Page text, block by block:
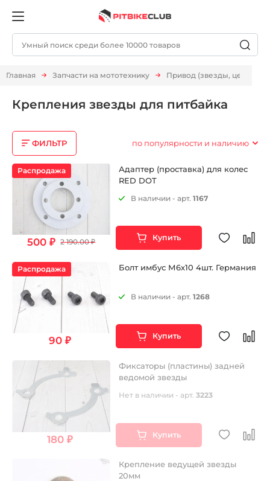
Главная Запчасти на мототехнику Привод (звезды, цепи)
Крепления звезды для питбайка
ФИЛЬТР по популярности и наличию
Распродажа
500 ₽ 2 190.00 ₽
Адаптер (проставка) для колес
RED DOT
В наличии - арт.1167
Купить
Распродажа
90 ₽
Болт имбус М6х10 4шт. Германия
В наличии - арт.1268
Купить
180 ₽
Фиксаторы (пластины) задней
ведомой звезды
Нет в наличии - арт.3223
Купить
Крепление ведущей звезды
20мм